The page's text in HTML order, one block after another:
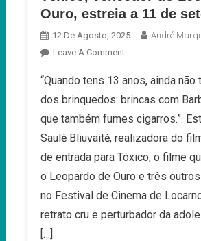
Ouro, estreia a 11 de
12 De Agosto, 2025
André
Leave A CommentOn
Vencedor
Do
Leopardo
Estreia
A
11
De
“Quando tens 13 anos, ainda
dos brinquedos: brincas com
que também fumes cigarros.”.
Saulė Bliuvaitė, realizadora do
de entrada para Tóxico, o filme
o Leopardo de Ouro e três
no Festival de Cinema de
retrato cru e perturbador da
[…]